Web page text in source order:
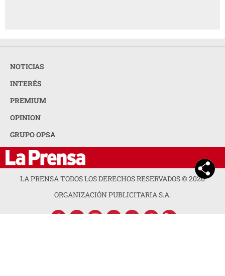
NOTICIAS
INTERÉS
PREMIUM
OPINION
GRUPO OPSA
LA PRENSA TODOS LOS DERECHOS RESERVADOS ©2026
ORGANIZACIÓN PUBLICITARIA S.A.